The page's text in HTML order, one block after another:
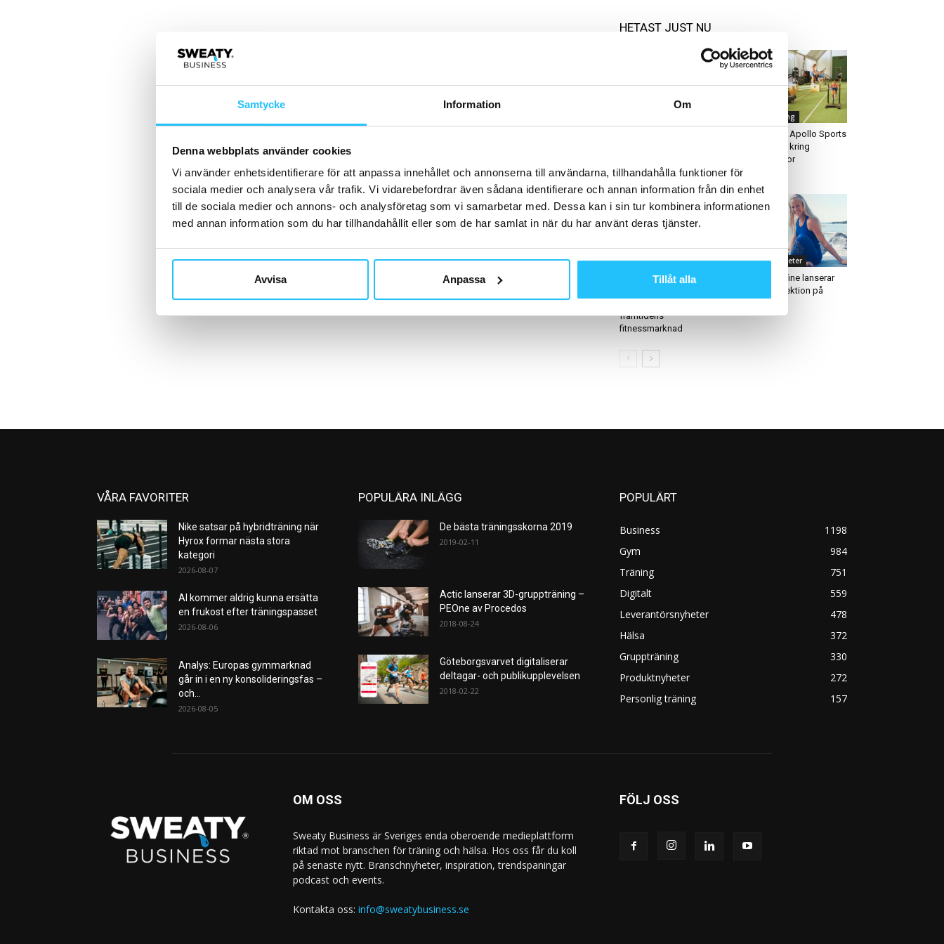
Samtycke Information Om
Denna webbplats använder cookies
Vi använder enhetsidentifierare för att anpassa innehållet och annonserna till användarna, tillhandahålla funktioner för
sociala medier och analysera vår trafik. Vi vidarebefordrar även sådana identifierare och annan information från din enhet
till de sociala medier och annons- och analysföretag som vi samarbetar med. Dessa kan i sin tur kombinera informationen
med annan information som du har tillhandahållit eller som de har samlat in när du har använt deras tjänster.
Avvisa Anpassa Tillåt alla
HETAST JUST NU
anläggning i Västerås
Gruppträning
HYROX och Apollo Sports
teamar upp kring
träninsgresor
Business
Podcast: WeSports Group
framtidens
fitnessmarknad
Produktnyheter
Yoga-Josefine lanserar
hållbar kollektion på
VÅRA FAVORITER
Nike satsar på hybridträning när
Hyrox formar nästa stora
kategori
2026-08-07
AI kommer aldrig kunna ersätta
en frukost efter träningspasset
2026-08-06
Analys: Europas gymmarknad
går in i en ny konsolideringsfas –
och...
2026-08-05
POPULÄRA INLÄGG
De bästa träningsskorna 2019
2019-02-11
Actic lanserar 3D-gruppträning –
PEOne av Procedos
2018-08-24
Göteborgsvarvet digitaliserar
deltagar- och publikupplevelsen
2018-02-22
POPULÄRT
Business
1198
Gym
984
Träning
751
Digitalt
559
Leverantörsnyheter
478
Hälsa
372
Gruppträning
330
Produktnyheter
272
Personlig träning
157
OM OSS
Sweaty Business är Sveriges enda oberoende medieplattform
riktad mot branschen för träning och hälsa. Hos oss får du koll
på senaste nytt. Branschnyheter, inspiration, trendspaningar
podcast och events.
Kontakta oss: info@sweatybusiness.se
FÖLJ OSS